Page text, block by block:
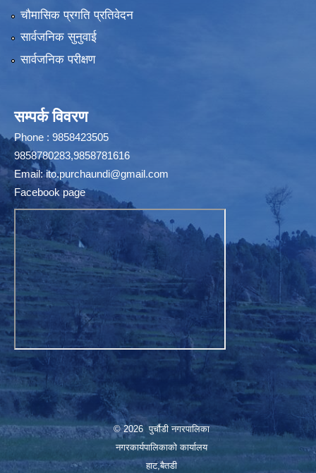
चौमासिक प्रगति प्रतिवेदन
सार्वजनिक सुनुवाई
सार्वजनिक परीक्षण
सम्पर्क विवरण
Phone : 9858423505
9858780283,9858781616
Email:ito.purchaundi@gmail.com
Facebook page
© 2026 पुर्चौडी नगरपालिका
नगरकार्यपालिकाकाे कार्यालय
हाट,बैतडी